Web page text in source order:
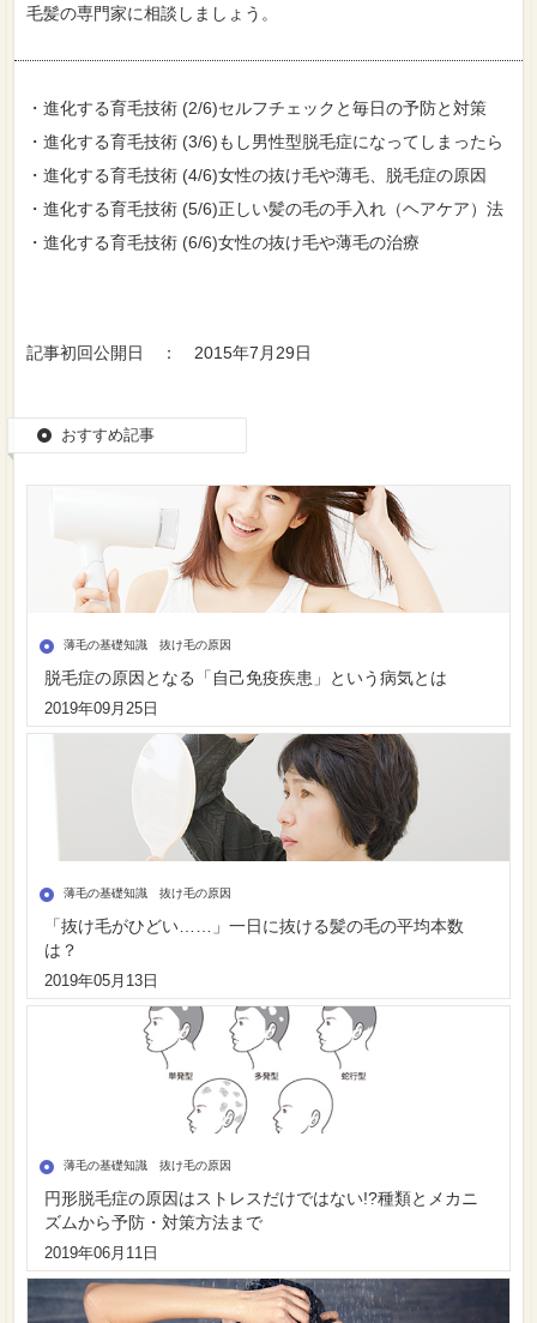
毛髪の専門家に相談しましょう。
・進化する育毛技術 (2/6)セルフチェックと毎日の予防と対策
・進化する育毛技術 (3/6)もし男性型脱毛症になってしまったら
・進化する育毛技術 (4/6)女性の抜け毛や薄毛、脱毛症の原因
・進化する育毛技術 (5/6)正しい髪の毛の手入れ（ヘアケア）法
・進化する育毛技術 (6/6)女性の抜け毛や薄毛の治療
記事初回公開日 ： 2015年7月29日
おすすめ記事
薄毛の基礎知識 抜け毛の原因
脱毛症の原因となる「自己免疫疾患」という病気とは
2019年09月25日
薄毛の基礎知識 抜け毛の原因
「抜け毛がひどい……」一日に抜ける髪の毛の平均本数
は？
2019年05月13日
薄毛の基礎知識 抜け毛の原因
円形脱毛症の原因はストレスだけではない!?種類とメカニ
ズムから予防・対策方法まで
2019年06月11日